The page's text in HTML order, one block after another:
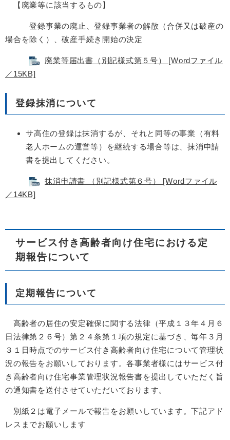
【廃業等に該当するもの】
登録事業の廃止、登録事業者の解散（合併又は破産の
場合を除く）、破産手続き開始の決定
廃業等届出書（別記様式第５号） [Wordファイル
／15KB]
登録抹消について
サ高住の登録は抹消するが、それと同等の事業（有料
老人ホームの運営等）を継続する場合等は、抹消申請
書を提出してください。
抹消申請書 （別記様式第６号） [Wordファイル
／14KB]
サービス付き高齢者向け住宅における定
期報告について
定期報告について
高齢者の居住の安定確保に関する法律（平成１３年４月６
日法律第２６号）第２４条第１項の規定に基づき、毎年３月
３１日時点でのサービス付き高齢者向け住宅について管理状
況の報告をお願いしております。各事業者様にはサービス付
き高齢者向け住宅事業管理状況報告書を提出していただく旨
の通知書を送付させていただいております。
別紙２は電子メールで報告をお願いしています。下記アド
レスまでお願いします